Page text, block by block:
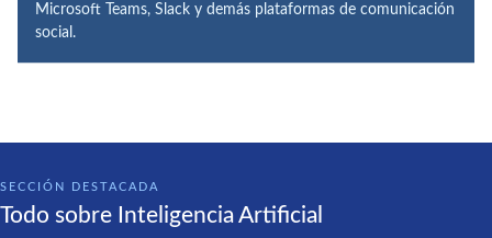
Microsoft Teams, Slack y demás plataformas de comunicación
social.
SECCIÓN DESTACADA
Todo sobre Inteligencia Artificial